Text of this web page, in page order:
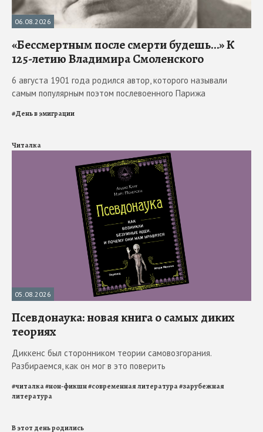
06.08.2026
«Бессмертным после смерти будешь…» К
125-летию Владимира Смоленского
6 августа 1901 года родился автор, которого называли
самым популярным поэтом послевоенного Парижа
#День в эмиграции
Читалка
05.08.2026
Псевдонаука: новая книга о самых диких
теориях
Диккенс был сторонником теории самовозгорания.
Разбираемся, как он мог в это поверить
#читалка#нон-фикшн#современная литература#зарубежная
литература
В этот день родились